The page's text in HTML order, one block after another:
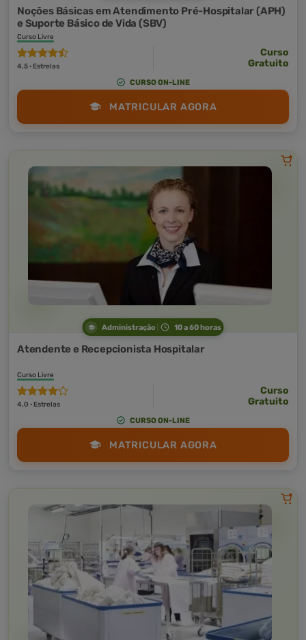
Noções Básicas em Atendimento Pré-Hospitalar (APH)
e Suporte Básico de Vida (SBV)
Curso Livre
4,5 · Estrelas
Curso
Gratuito
CURSO ON-LINE
MATRICULAR AGORA
Administração 10 a 60 horas
Atendente e Recepcionista Hospitalar
Curso Livre
4,0 · Estrelas
Curso
Gratuito
CURSO ON-LINE
MATRICULAR AGORA